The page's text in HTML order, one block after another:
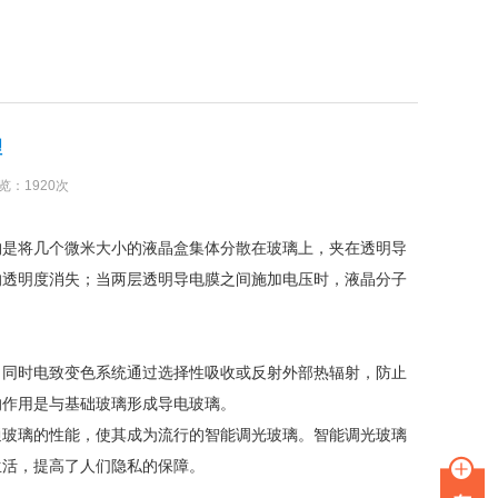
：1920次
将几个微米大小的液晶盒集体分散在玻璃上，夹在透明导
明度消失；当两层透明导电膜之间施加电压时，液晶分子
时电致变色系统通过选择性吸收或反射外部热辐射，防止
用是与基础玻璃形成导电玻璃。
璃的性能，使其成为流行的智能调光玻璃。智能调光玻璃
，提高了人们隐私的保障。